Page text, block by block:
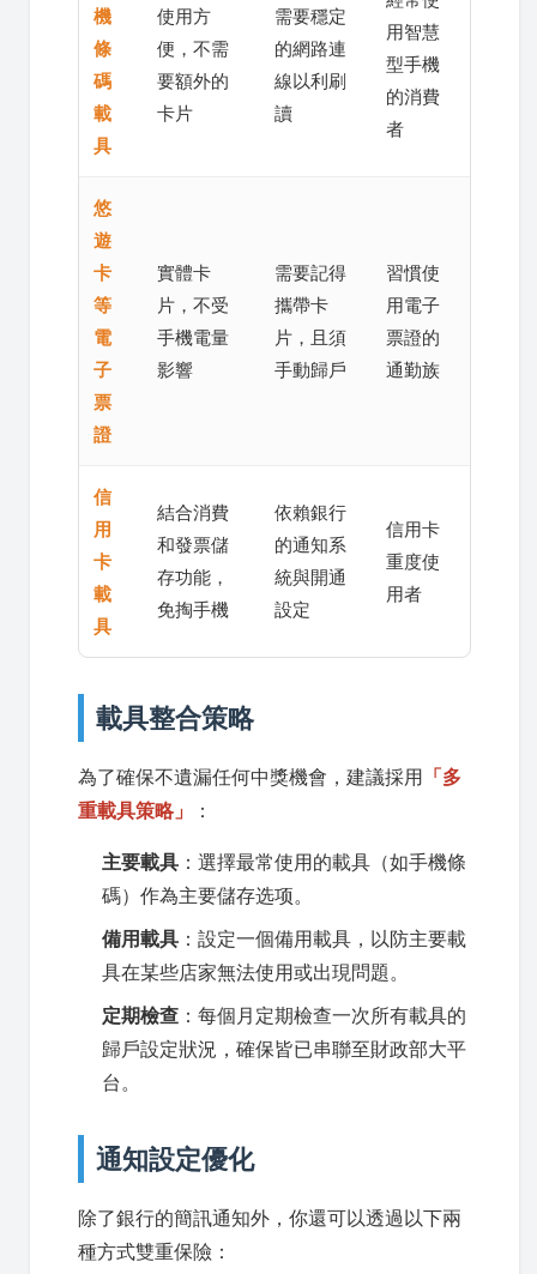
機
條
碼
載
具
使用方
便，不需
要額外的
卡片
需要穩定
的網路連
線以利刷
讀
用智慧
型手機
的消費
者
悠
遊
卡
等
電
子
票
證
實體卡
片，不受
手機電量
影響
需要記得
攜帶卡
片，且須
手動歸戶
習慣使
用電子
票證的
通勤族
信
用
卡
載
具
結合消費
和發票儲
存功能，
免掏手機
依賴銀行
的通知系
統與開通
設定
信用卡
重度使
用者
載具整合策略
為了確保不遺漏任何中獎機會，建議採用 「多
重載具策略」
：
主要載具 ：選擇最常使用的載具（如手機條
碼）作為主要儲存选项。
備用載具 ：設定一個備用載具，以防主要載
具在某些店家無法使用或出現問題。
定期檢查 ：每個月定期檢查一次所有載具的
歸戶設定狀況，確保皆已串聯至財政部大平
台。
通知設定優化
除了銀行的簡訊通知外，你還可以透過以下兩
種方式雙重保險：